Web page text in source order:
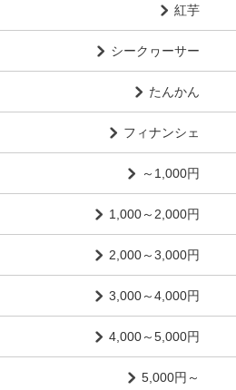
紅芋
シークヮーサー
たんかん
フィナンシェ
～1,000円
1,000～2,000円
2,000～3,000円
3,000～4,000円
4,000～5,000円
5,000円～